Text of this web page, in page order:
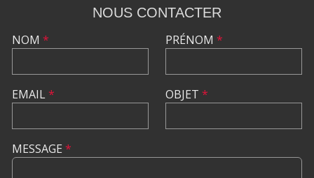
NOUS CONTACTER
NOM *
EMAIL*
PRÉNOM *
OBJET *
MESSAGE *